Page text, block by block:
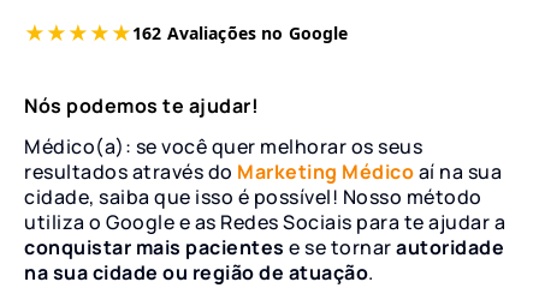
Nós podemos te ajudar!
Médico(a): se você quer melhorar os seus
resultados através do Marketing Médicoaí na sua
cidade, saiba que isso é possível! Nosso método
utiliza o Google e as Redes Sociais para te ajudar a
conquistar mais pacientes e se tornarautoridade
na sua cidade ou região de atuação.